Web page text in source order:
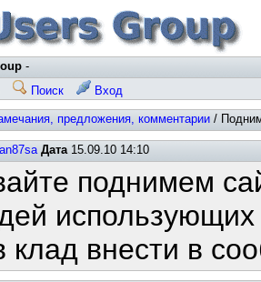
-
Поиск Вход
предложения, комментарии /
Дата15.09.10 14:10
поднимем
использующих
клад внести в